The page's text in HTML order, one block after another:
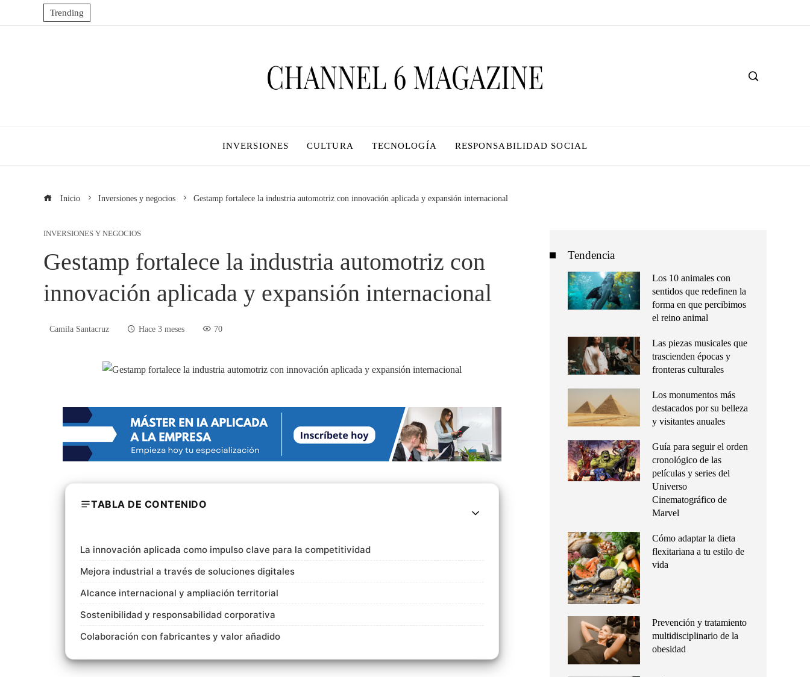
Trending
INVERSIONES CULTURA TECNOLOGÍA RESPONSABILIDAD SOCIAL
Inicio Inversiones y negocios Gestamp fortalece la industria automotriz con innovación aplicada y expansión internacional
INVERSIONES Y NEGOCIOS
Gestamp fortalece la industria automotriz con
innovación aplicada y expansión internacional
Camila Santacruz Hace 3 meses 70
TABLA DE CONTENIDO
La innovación aplicada como impulso clave para la competitividad
Mejora industrial a través de soluciones digitales
Alcance internacional y ampliación territorial
Sostenibilidad y responsabilidad corporativa
Colaboración con fabricantes y valor añadido
Tendencia
Los 10 animales con
sentidos que redefinen la
forma en que percibimos
el reino animal
Las piezas musicales que
trascienden épocas y
fronteras culturales
Los monumentos más
destacados por su belleza
y visitantes anuales
Guía para seguir el orden
cronológico de las
películas y series del
Universo
Cinematográfico de
Marvel
Cómo adaptar la dieta
flexitariana a tu estilo de
vida
Prevención y tratamiento
multidisciplinario de la
obesidad